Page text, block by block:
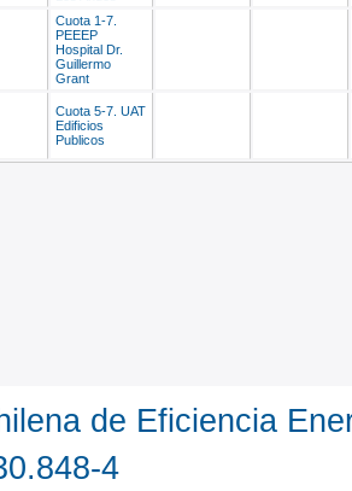
Cuota 1-7.
PEEEP
Hospital Dr.
Guillermo
Grant
Cuota 5-7. UAT
Edificios
Publicos
de Eficiencia
4